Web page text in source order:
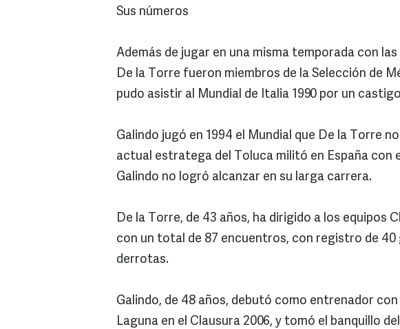
Sus números
Además de jugar en una misma temporada con
De la Torre fueron miembros de la Selección de
pudo asistir al Mundial de Italia 1990 por un
Galindo jugó en 1994 el Mundial que De la Torre
actual estratega del Toluca militó en España con
Galindo no logró alcanzar en su larga carrera.
De la Torre, de 43 años, ha dirigido a los equipos
con un total de 87 encuentros, con registro de 40
derrotas.
Galindo, de 48 años, debutó como entrenador
Laguna en el Clausura 2006, y tomó el banquillo